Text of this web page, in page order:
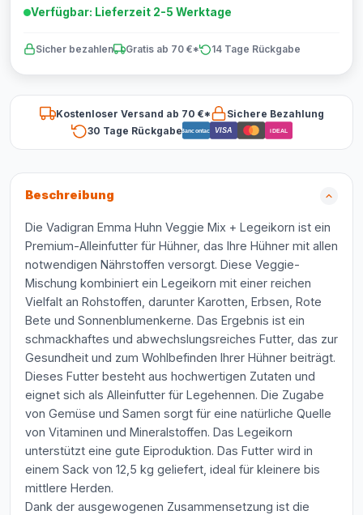
Verfügbar: Lieferzeit 2-5 Werktage
Sicher bezahlen Gratis ab 70 €* 14 Tage Rückgabe
Kostenloser Versand ab 70 €*
Sichere Bezahlung
30 Tage RückgabeBancontact VISA iDEAL
Beschreibung
Die Vadigran Emma Huhn Veggie Mix + Legeikorn ist ein
Premium-Alleinfutter für Hühner, das Ihre Hühner mit allen
notwendigen Nährstoffen versorgt. Diese Veggie-
Mischung kombiniert ein Legeikorn mit einer reichen
Vielfalt an Rohstoffen, darunter Karotten, Erbsen, Rote
Bete und Sonnenblumenkerne. Das Ergebnis ist ein
schmackhaftes und abwechslungsreiches Futter, das zur
Gesundheit und zum Wohlbefinden Ihrer Hühner beiträgt.
Dieses Futter besteht aus hochwertigen Zutaten und
eignet sich als Alleinfutter für Legehennen. Die Zugabe
von Gemüse und Samen sorgt für eine natürliche Quelle
von Vitaminen und Mineralstoffen. Das Legeikorn
unterstützt eine gute Eiproduktion. Das Futter wird in
einem Sack von 12,5 kg geliefert, ideal für kleinere bis
mittlere Herden.
Dank der ausgewogenen Zusammensetzung ist die